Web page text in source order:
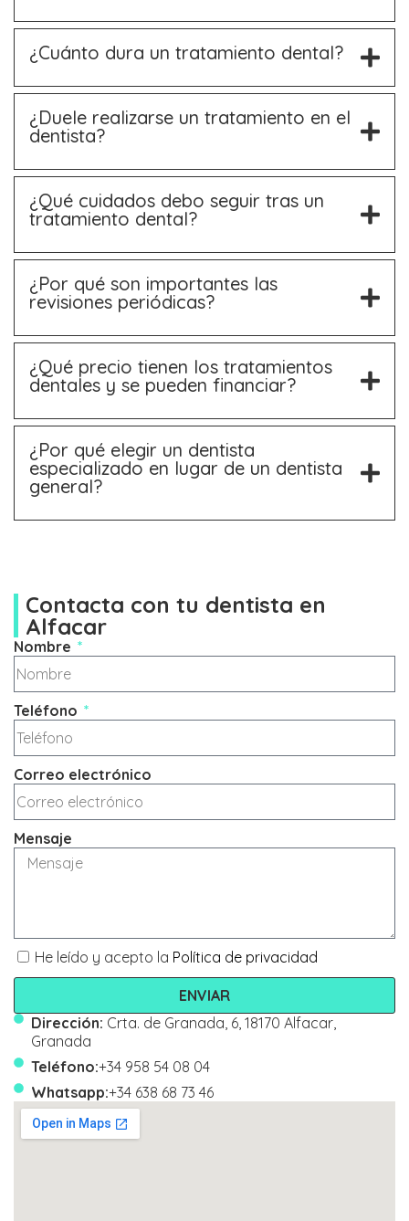
¿Cuánto dura un tratamiento dental?
¿Duele realizarse un tratamiento en el
dentista?
¿Qué cuidados debo seguir tras un
tratamiento dental?
¿Por qué son importantes las
revisiones periódicas?
¿Qué precio tienen los tratamientos
dentales y se pueden financiar?
¿Por qué elegir un dentista
especializado en lugar de un dentista
general?
Contacta con tu dentista en
Alfacar
Nombre
Teléfono
Correo electrónico
Mensaje
He leído y acepto la Política de privacidad
ENVIAR
Dirección: Crta. de Granada, 6, 18170 Alfacar,
Granada
Teléfono:+34 958 54 08 04
Whatsapp:+34 638 68 73 46